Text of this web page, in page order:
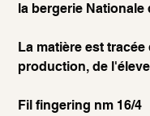
la bergerie
La matière est
production, de
Fil fingering nm 16/4